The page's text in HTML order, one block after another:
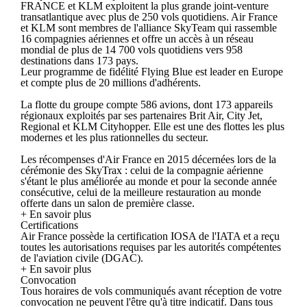
FRANCE et KLM exploitent la plus grande joint-venture
transatlantique avec plus de 250 vols quotidiens. Air France
et KLM sont membres de l'alliance SkyTeam qui rassemble
16 compagnies aériennes et offre un accès à un réseau
mondial de plus de 14 700 vols quotidiens vers 958
destinations dans 173 pays.
Leur programme de fidélité Flying Blue est leader en Europe
et compte plus de 20 millions d'adhérents.
La flotte du groupe compte 586 avions, dont 173 appareils
régionaux exploités par ses partenaires Brit Air, City Jet,
Regional et KLM Cityhopper. Elle est une des flottes les plus
modernes et les plus rationnelles du secteur.
Les récompenses d'Air France en 2015 décernées lors de la
cérémonie des SkyTrax : celui de la compagnie aérienne
s'étant le plus améliorée au monde et pour la seconde année
consécutive, celui de la meilleure restauration au monde
offerte dans un salon de première classe.
+ En savoir plus
Certifications
Air France possède la certification IOSA de l'IATA et a reçu
toutes les autorisations requises par les autorités compétentes
de l'aviation civile (DGAC).
+ En savoir plus
Convocation
Tous horaires de vols communiqués avant réception de votre
convocation ne peuvent l'être qu'à titre indicatif. Dans tous